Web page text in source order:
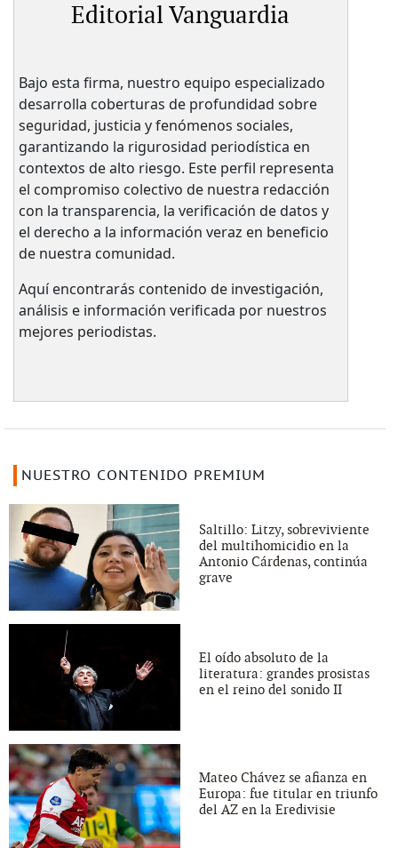
Editorial Vanguardia
Bajo esta firma, nuestro equipo especializado
desarrolla coberturas de profundidad sobre
seguridad, justicia y fenómenos sociales,
garantizando la rigurosidad periodística en
contextos de alto riesgo. Este perfil representa
el compromiso colectivo de nuestra redacción
con la transparencia, la verificación de datos y
el derecho a la información veraz en beneficio
de nuestra comunidad.
Aquí encontrarás contenido de investigación,
análisis e información verificada por nuestros
mejores periodistas.
NUESTRO CONTENIDO PREMIUM
Saltillo: Litzy, sobreviviente
del multihomicidio en la
Antonio Cárdenas, continúa
grave
El oído absoluto de la
literatura: grandes prosistas
en el reino del sonido II
Mateo Chávez se afianza en
Europa: fue titular en triunfo
del AZ en la Eredivisie